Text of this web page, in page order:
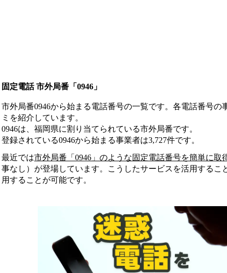
固定電話 市外局番「0946」
市外局番0946から始まる電話番号の一覧です。各電話番号
ミを紹介しています。
0946は、福岡県に割り当てられている市外局番です。
登録されている0946から始まる事業者は3,727件です。
最近では市外局番「 0946 」のような固定電話番号を簡単に取
事なし）が登場しています。こうしたサービスを活用するこ
用することが可能です。